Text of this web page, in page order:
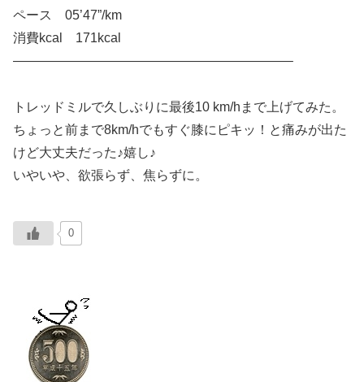
ペース 05’47”/km
消費kcal 171kcal
—————————————————————–
トレッドミルで久しぶりに最後10 km/hまで上げてみた。
ちょっと前まで8km/hでもすぐ膝にピキッ！と痛みが出た
けど大丈夫だった♪嬉し♪
いやいや、欲張らず、焦らずに。
0